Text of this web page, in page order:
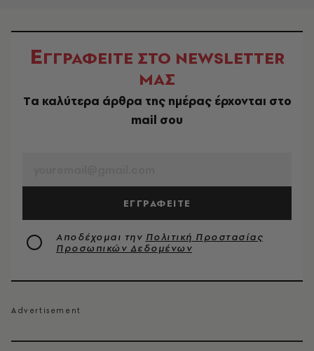
ΕΓΓΡΑΦΕΙΤΕ ΣΤΟ NEWSLETTER
ΜΑΣ
Tα καλύτερα άρθρα της ημέρας έρχονται στο
mail σου
ΕΓΓΡΑΦΕΙΤΕ
Αποδέχομαι την Πολιτική Προστασίας
Προσωπικών Δεδομένων